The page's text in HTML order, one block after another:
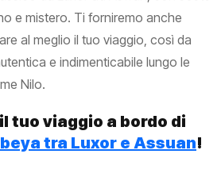
e mistero. Ti forniremo anche
al meglio il tuo viaggio, così da
e indimenticabile lungo le
Nilo.
tuo viaggio a bordo di
tra Luxor e Assuan!